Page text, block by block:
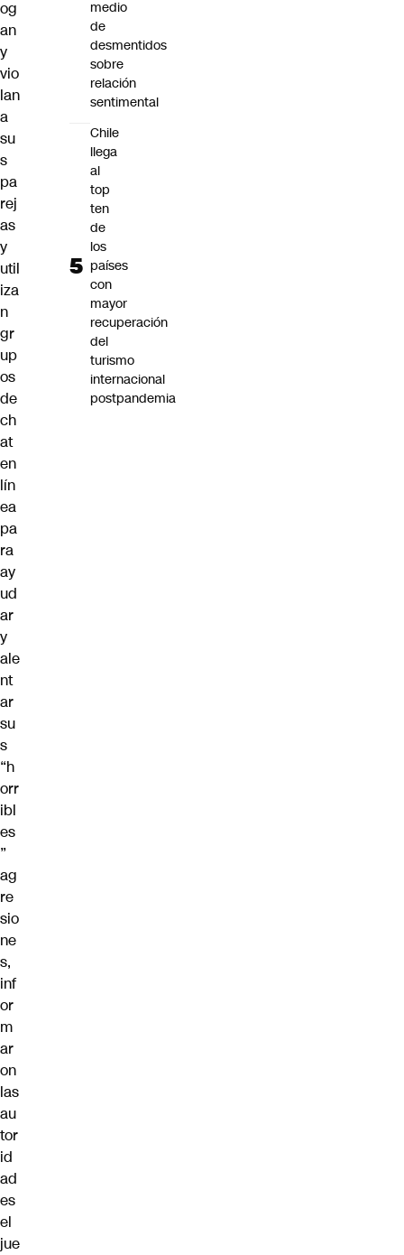
og
an
y
vio
lan
a
su
s
pa
rej
as
y
util
iza
n
gr
up
os
de
ch
at
en
lín
ea
pa
ra
ay
ud
ar
y
ale
nt
ar
su
s
“h
orr
ibl
es
”
ag
re
sio
ne
s,
inf
or
m
ar
on
las
au
tor
id
ad
es
el
jue
medio
de
desmentidos
sobre
relación
sentimental
Chile
llega
al
top
ten
de
los
países
con
mayor
recuperación
del
turismo
internacional
postpandemia